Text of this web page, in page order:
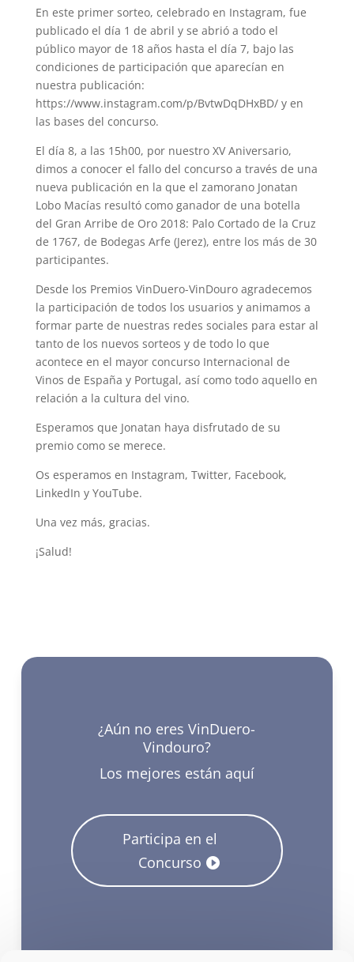
En este primer sorteo, celebrado en Instagram, fue
publicado el día 1 de abril y se abrió a todo el
público mayor de 18 años hasta el día 7, bajo las
condiciones de participación que aparecían en
nuestra publicación:
https://www.instagram.com/p/BvtwDqDHxBD/ y en
las bases del concurso.
El día 8, a las 15h00, por nuestro XV Aniversario,
dimos a conocer el fallo del concurso a través de una
nueva publicación en la que el zamorano Jonatan
Lobo Macías resultó como ganador de una botella
del Gran Arribe de Oro 2018: Palo Cortado de la Cruz
de 1767, de Bodegas Arfe (Jerez), entre los más de 30
participantes.
Desde los Premios VinDuero-VinDouro agradecemos
la participación de todos los usuarios y animamos a
formar parte de nuestras redes sociales para estar al
tanto de los nuevos sorteos y de todo lo que
acontece en el mayor concurso Internacional de
Vinos de España y Portugal, así como todo aquello en
relación a la cultura del vino.
Esperamos que Jonatan haya disfrutado de su
premio como se merece.
Os esperamos en Instagram, Twitter, Facebook,
LinkedIn y YouTube.
Una vez más, gracias.
¡Salud!
¿Aún no eres VinDuero-
Vindouro?
Los mejores están aquí
Participa en el
Concurso